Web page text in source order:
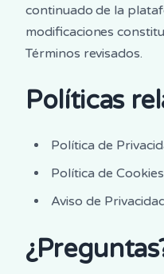
continuado de la
modificaciones
Términos revisados.
Políticas
Política de
Política de Cookies
Aviso de